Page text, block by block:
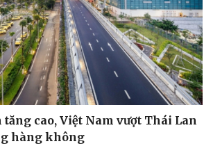
tăng cao, Việt Nam vượt Thái Lan
hàng không